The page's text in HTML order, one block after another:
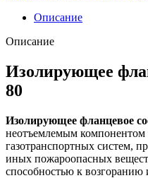
Описание
Описание
Изолирующее
80
Изолирующее фланцевое
неотъемлемым компонентом
газотранспортных систем,
иных пожароопасных
способностью к возгоранию